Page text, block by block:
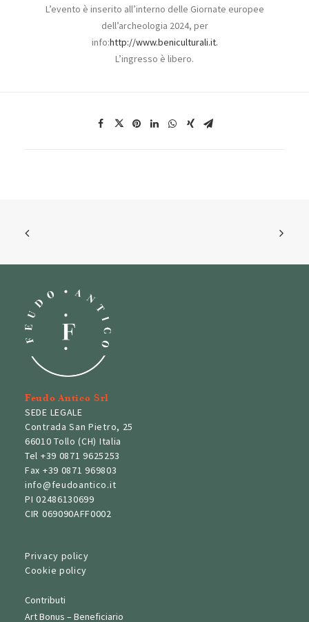
L’evento è inserito all’interno delle Giornate europee
dell’archeologia 2024, per
info:http://www.beniculturali.it.
L’ingresso è libero.
Feudo Antico Srl
SEDE LEGALE
Contrada San Pietro, 25
66010 Tollo (CH) Italia
Tel +39 0871 9625253
Fax +39 0871 969803
info@feudoantico.it
PI 02486130699
CIR 069090AFF0002
Privacy policy
Cookie policy
Contributi
Art Bonus – Beneficiario